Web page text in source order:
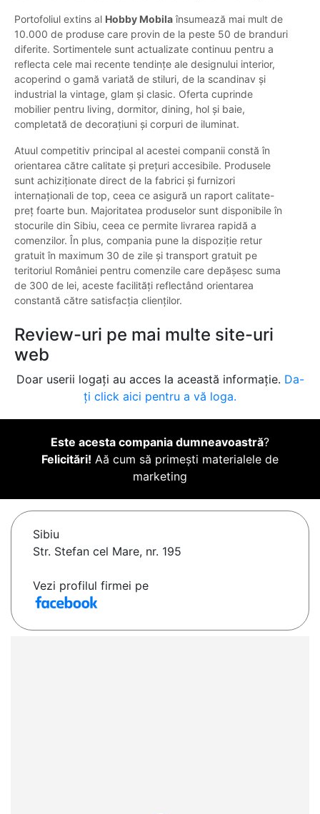
Portofoliul extins al Hobby Mobilaînsumează mai mult de
10.000 de produse care provin de la peste 50 de branduri
diferite. Sortimentele sunt actualizate continuu pentru a
reflecta cele mai recente tendințe ale designului interior,
acoperind o gamă variată de stiluri, de la scandinav și
industrial la vintage, glam și clasic. Oferta cuprinde
mobilier pentru living, dormitor, dining, hol și baie,
completată de decorațiuni și corpuri de iluminat.
Atuul competitiv principal al acestei companii constă în
orientarea către calitate și prețuri accesibile. Produsele
sunt achiziționate direct de la fabrici și furnizori
internaționali de top, ceea ce asigură un raport calitate-
preț foarte bun. Majoritatea produselor sunt disponibile în
stocurile din Sibiu, ceea ce permite livrarea rapidă a
comenzilor. În plus, compania pune la dispoziție retur
gratuit în maximum 30 de zile și transport gratuit pe
teritoriul României pentru comenzile care depășesc suma
de 300 de lei, aceste facilități reflectând orientarea
constantă către satisfacția clienților.
Review-uri pe mai multe site-uri
web
Doar userii logați au acces la această informație. Da-
ți click aici pentru a vă loga.
Este acesta compania dumneavoastră?
Felicitări! Aă cum să primești materialele de
marketing
Sibiu
Str. Stefan cel Mare, nr. 195
Vezi profilul firmei pe